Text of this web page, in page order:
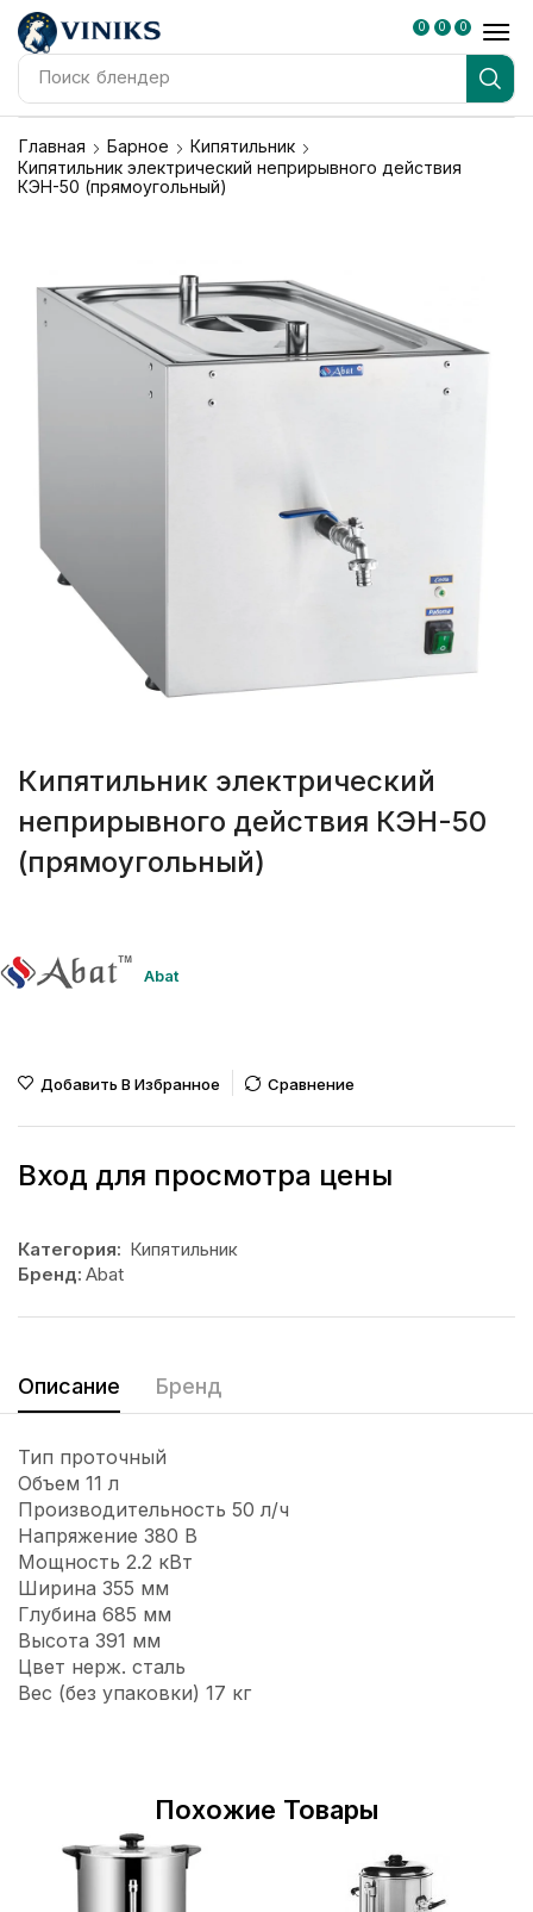
Поиск блендер
0 0 0
Главная Барное
Кипятильник
Кипятильник электрический неприрывного действия
КЭН-50 (прямоугольный)
Кипятильник электрический
неприрывного действия КЭН-50
(прямоугольный)
Abat
Добавить В Избранное Сравнение
Вход для просмотра цены
Категория: Кипятильник
Бренд: Abat
Описание Бренд
Тип проточный
Объем 11 л
Производительность 50 л/ч
Напряжение 380 В
Мощность 2.2 кВт
Ширина 355 мм
Глубина 685 мм
Высота 391 мм
Цвет нерж. сталь
Вес (без упаковки) 17 кг
Похожие Товары